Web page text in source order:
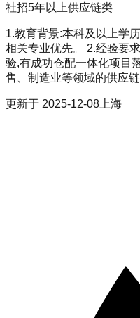
社招5年以上供应链类
1.教育背景:本科及以上学
相关专业优先。 2.经验要
验,有成功仓配一体化项目
售、制造业等领域的供应链
更新于 2025-12-08 上海